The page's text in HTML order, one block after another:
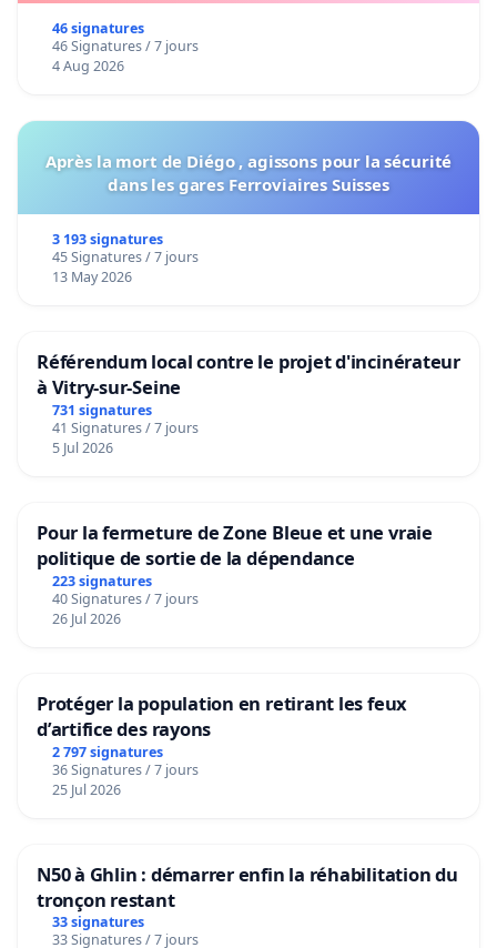
46 signatures
46 Signatures / 7 jours
4 Aug 2026
Après la mort de Diégo , agissons pour la sécurité
dans les gares Ferroviaires Suisses
3 193 signatures
45 Signatures / 7 jours
13 May 2026
Référendum local contre le projet d'incinérateur
à Vitry-sur-Seine
731 signatures
41 Signatures / 7 jours
5 Jul 2026
Pour la fermeture de Zone Bleue et une vraie
politique de sortie de la dépendance
223 signatures
40 Signatures / 7 jours
26 Jul 2026
Protéger la population en retirant les feux
d’artifice des rayons
2 797 signatures
36 Signatures / 7 jours
25 Jul 2026
N50 à Ghlin : démarrer enfin la réhabilitation du
tronçon restant
33 signatures
33 Signatures / 7 jours